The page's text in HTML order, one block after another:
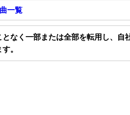
一覧
なく一部または全部を転用し、自
。